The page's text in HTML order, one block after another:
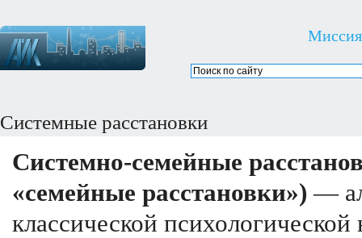
Миссия
Системные расстановки
Системно-семейные
«семейные расстановки») —
классической